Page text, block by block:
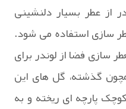
از عطر بسیار دلنشینی
سازی استفاده می شود.
سازی فضا از لوندر برای
گذشته، گل های این
پارچه ای ریخته و به